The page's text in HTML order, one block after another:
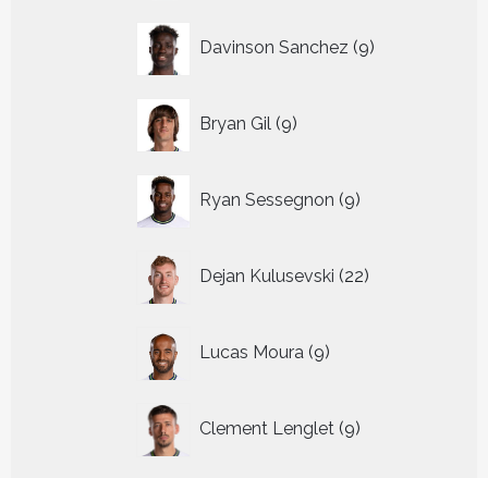
Davinson Sanchez 9
producten
Bryan Gil 9
producten
Ryan Sessegnon 9
producten
Dejan Kulusevski 22
producten
Lucas Moura 9
producten
Clement Lenglet 9
producten